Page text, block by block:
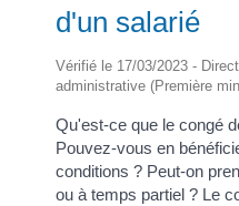
d'un salarié
Vérifié le 17/03/2023 -
administrative (Première
Qu'est-ce que le congé
Pouvez-vous en
conditions ? Peut-on
ou à temps partiel ? Le